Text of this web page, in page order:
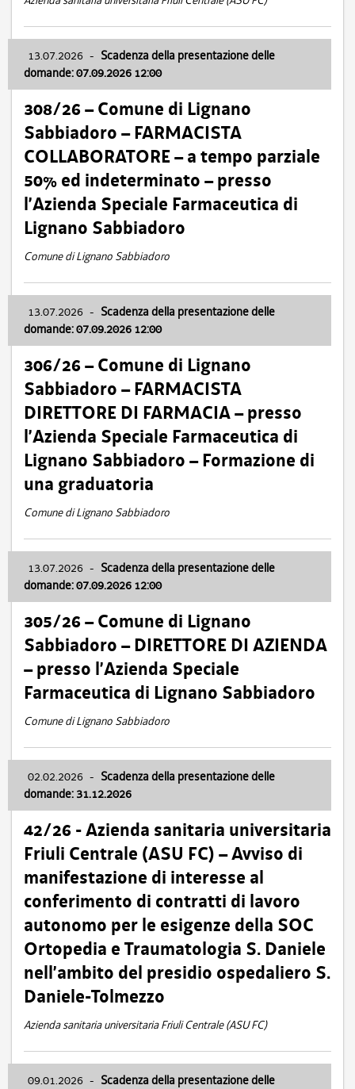
13.07.2026 - Scadenza della presentazione delle
domande: 07.09.2026 12:00
308/26 – Comune di Lignano
Sabbiadoro – FARMACISTA
COLLABORATORE – a tempo parziale
50% ed indeterminato – presso
l’Azienda Speciale Farmaceutica di
Lignano Sabbiadoro
Comune di Lignano Sabbiadoro
13.07.2026 - Scadenza della presentazione delle
domande: 07.09.2026 12:00
306/26 – Comune di Lignano
Sabbiadoro – FARMACISTA
DIRETTORE DI FARMACIA – presso
l’Azienda Speciale Farmaceutica di
Lignano Sabbiadoro – Formazione di
una graduatoria
Comune di Lignano Sabbiadoro
13.07.2026 - Scadenza della presentazione delle
domande: 07.09.2026 12:00
305/26 – Comune di Lignano
Sabbiadoro – DIRETTORE DI AZIENDA
– presso l’Azienda Speciale
Farmaceutica di Lignano Sabbiadoro
Comune di Lignano Sabbiadoro
02.02.2026 - Scadenza della presentazione delle
domande: 31.12.2026
42/26 - Azienda sanitaria universitaria
Friuli Centrale (ASU FC) – Avviso di
manifestazione di interesse al
conferimento di contratti di lavoro
autonomo per le esigenze della SOC
Ortopedia e Traumatologia S. Daniele
nell’ambito del presidio ospedaliero S.
Daniele-Tolmezzo
Azienda sanitaria universitaria Friuli Centrale (ASU FC)
09.01.2026 - Scadenza della presentazione delle